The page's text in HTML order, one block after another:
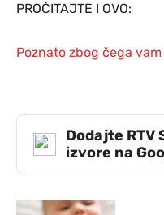
PROČITAJTE I OVO:
Poznato zbog čega
Dodajte RTV
izvore na